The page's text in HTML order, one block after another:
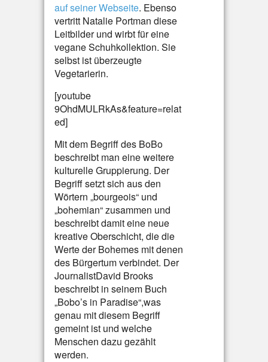
auf seiner Webseite. Ebenso
vertritt Natalie Portman diese
Leitbilder und wirbt für eine
vegane Schuhkollektion. Sie
selbst ist überzeugte
Vegetarierin.
[youtube
9OhdMULRkAs&feature=relat
ed]
Mit dem Begriff des BoBo
beschreibt man eine weitere
kulturelle Gruppierung. Der
Begriff setzt sich aus den
Wörtern „bourgeois“ und
„bohemian“ zusammen und
beschreibt damit eine neue
kreative Oberschicht, die die
Werte der Bohemes mit denen
des Bürgertum verbindet. Der
JournalistDavid Brooks
beschreibt in seinem Buch
„Bobo’s in Paradise“,was
genau mit diesem Begriff
gemeint ist und welche
Menschen dazu gezählt
werden.